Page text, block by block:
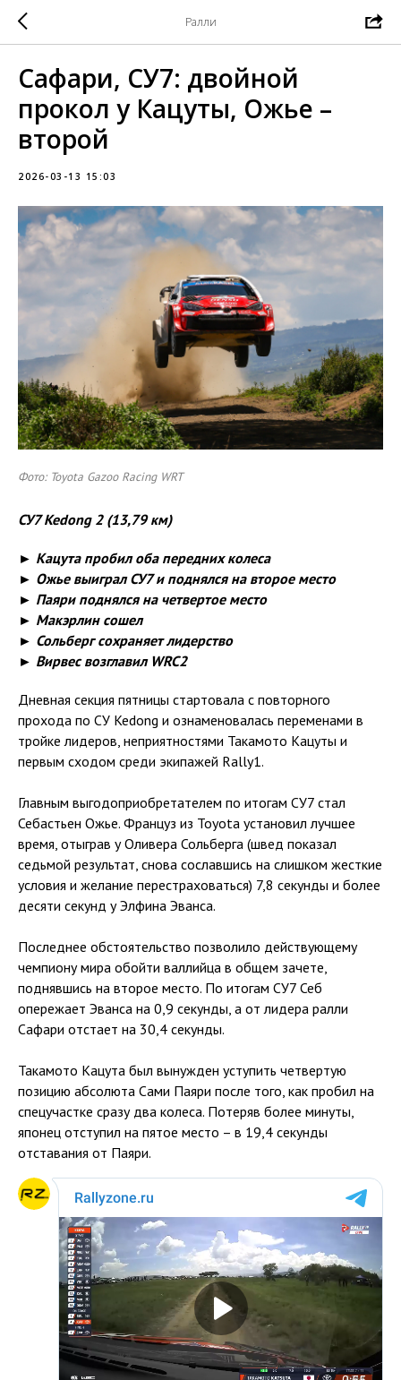
Ралли
Сафари, СУ7: двойной
прокол у Кацуты, Ожье –
второй
2026-03-13 15:03
Фото: Toyota Gazoo Racing WRT
СУ7Kedong2 (13,79 км)
► Кацута пробил оба передних колеса
► Ожье выиграл СУ7 и поднялся на второе место
► Паяри поднялся на четвертое место
► Макэрлин сошел
► Сольберг сохраняет лидерство
► Вирвес возглавил WRC2
Дневная секция пятницы стартовала с повторного
прохода по СУ Kedong и ознаменовалась переменами в
тройке лидеров, неприятностями Такамото Кацуты и
первым сходом среди экипажей Rally1.
Главным выгодоприобретателем по итогам СУ7 стал
Себастьен Ожье. Француз из Toyota установил лучшее
время, отыграв у Оливера Сольберга (швед показал
седьмой результат, снова сославшись на слишком жесткие
условия и желание перестраховаться) 7,8 секунды и более
десяти секунд у Элфина Эванса.
Последнее обстоятельство позволило действующему
чемпиону мира обойти валлийца в общем зачете,
поднявшись на второе место. По итогам СУ7 Себ
опережает Эванса на 0,9 секунды, а от лидера ралли
Сафари отстает на 30,4 секунды.
Такамото Кацута был вынужден уступить четвертую
позицию абсолюта Сами Паяри после того, как пробил на
спецучастке сразу два колеса. Потеряв более минуты,
японец отступил на пятое место – в 19,4 секунды
отставания от Паяри.